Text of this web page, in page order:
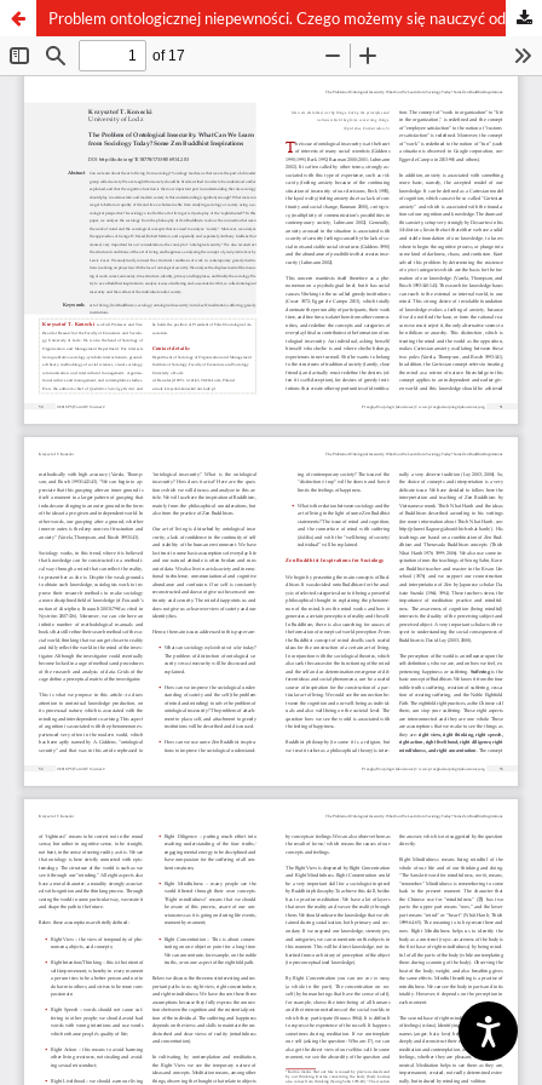
Problem ontologicznej niepewności. Czego możemy się nauczyć od socjologii dzisiaj? Inspiracje buddyzmem zen